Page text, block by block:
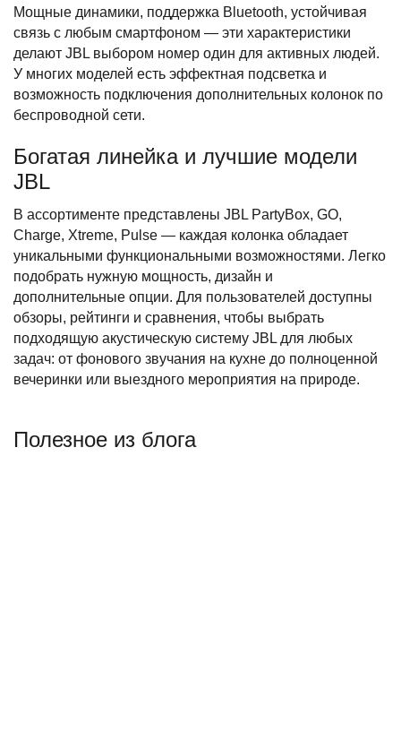
Мощные динамики, поддержка Bluetooth, устойчивая
связь с любым смартфоном — эти характеристики
делают JBL выбором номер один для активных людей.
У многих моделей есть эффектная подсветка и
возможность подключения дополнительных колонок по
беспроводной сети.
Богатая линейка и лучшие модели
JBL
В ассортименте представлены JBL PartyBox, GO,
Charge, Xtreme, Pulse — каждая колонка обладает
уникальными функциональными возможностями. Легко
подобрать нужную мощность, дизайн и
дополнительные опции. Для пользователей доступны
обзоры, рейтинги и сравнения, чтобы выбрать
подходящую акустическую систему JBL для любых
задач: от фонового звучания на кухне до полноценной
вечеринки или выездного мероприятия на природе.
Полезное из блога